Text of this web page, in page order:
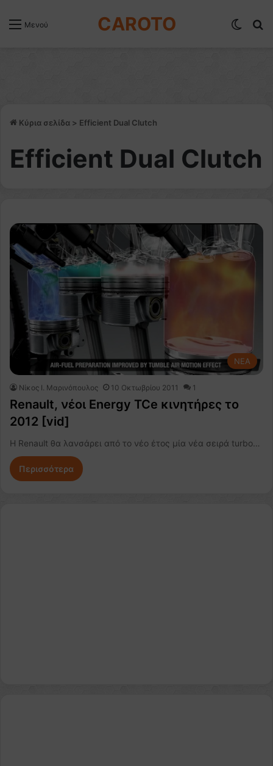
Μενού CAROTO
Κύρια σελίδα > Efficient Dual Clutch
Efficient Dual Clutch
NEA
Nίκος Ι. Mαρινόπουλος 10 Οκτωβρίου 2011 1
Renault, νέοι Energy TCe κινητήρες το
2012 [vid]
H Renault θα λανσάρει από το νέο έτος μία νέα σειρά turbo…
Περισσότερα